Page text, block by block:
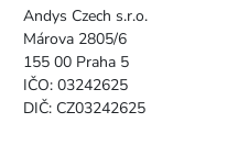
Andys Czech s.r.o.
Márova 2805/6
155 00 Praha 5
IČO: 03242625
DIČ: CZ03242625